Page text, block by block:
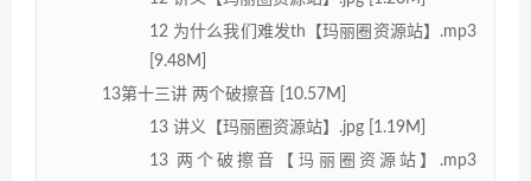
12 为什么我们难发th【玛丽圈资源站】.mp3
[9.48M]
13第十三讲 两个破擦音 [10.57M]
13 讲义【玛丽圈资源站】.jpg [1.19M]
13 两个破擦音【玛丽圈资源站】.mp3